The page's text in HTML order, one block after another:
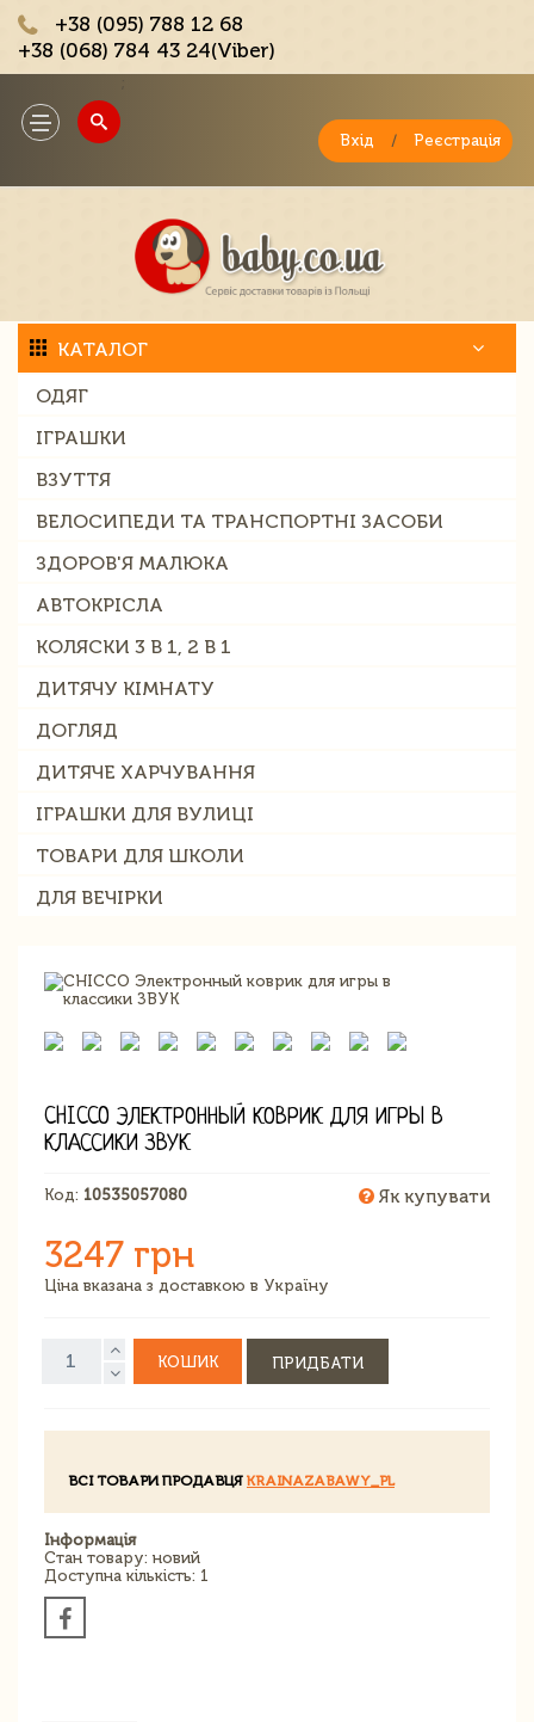
+38 (095) 788 12 68
+38 (068) 784 43 24(Viber)
Toggle
navigation
Вхід / Реєстрація
КАТАЛОГ
ОДЯГ
ІГРАШКИ
ВЗУТТЯ
ВЕЛОСИПЕДИ ТА ТРАНСПОРТНІ ЗАСОБИ
ЗДОРОВ'Я МАЛЮКА
АВТОКРІСЛА
КОЛЯСКИ 3 В 1, 2 В 1
ДИТЯЧУ КІМНАТУ
ДОГЛЯД
ДИТЯЧЕ ХАРЧУВАННЯ
ІГРАШКИ ДЛЯ ВУЛИЦІ
ТОВАРИ ДЛЯ ШКОЛИ
ДЛЯ ВЕЧІРКИ
CHICCO ЭЛЕКТРОННЫЙ КОВРИК ДЛЯ ИГРЫ В
КЛАССИКИ ЗВУК
Код: 10535057080 Як купувати
3247 грн
Ціна вказана з доставкою в Україну
КОШИК ПРИДБАТИ
ВСІ ТОВАРИ ПРОДАВЦЯ KRAINAZABAWY_PL
Інформація
Стан товару: новий
Доступна кількість: 1